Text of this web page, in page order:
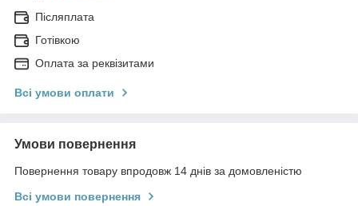
Післяплата
Готівкою
Оплата за реквізитами
Всі умови оплати
Умови повернення
Повернення товару впродовж 14 днів за домовленістю
Всі умови повернення